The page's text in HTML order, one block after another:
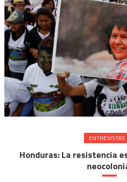
ENTREVISTAS
Honduras: La resistencia